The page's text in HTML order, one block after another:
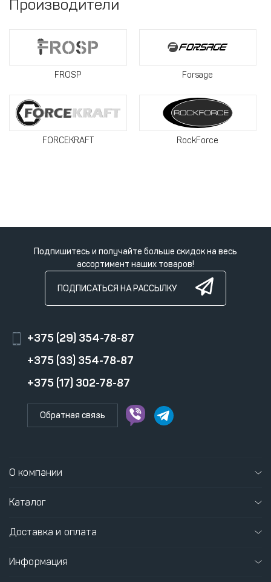
Производители
FROSP Forsage
FORCEKRAFT RockForce
Подпишитесь и получайте больше скидок на весь
ассортимент наших товаров!
ПОДПИСАТЬСЯ НА РАССЫЛКУ
+375 (29) 354-78-87
+375 (33) 354-78-87
+375 (17) 302-78-87
Обратная связь
О компании
Каталог
Доставка и оплата
Информация